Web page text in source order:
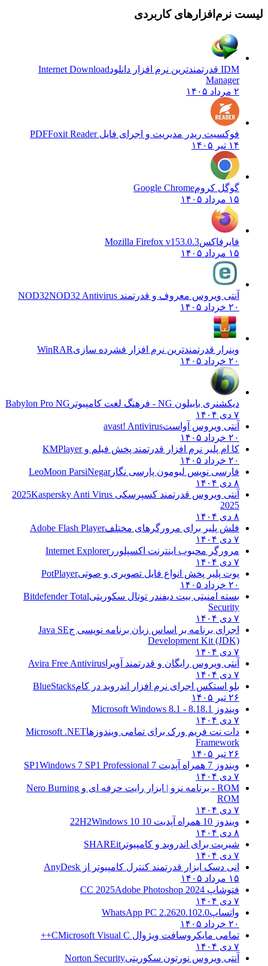
لیست نرم‌افزارهای کاربردی
IDM قدرتمندترین نرم افزار دانلود
Internet Download
Manager
۲ مرداد ۱۴۰۵
فوکسیت ریدر مدیریت و اجرای فایل PDFFoxit Reader
۱۴ تیر ۱۴۰۵
گوگل کرومGoogle Chrome
۱۵ مرداد ۱۴۰۵
فایرفاکسMozilla Firefox v153.0.3
۱۵ مرداد ۱۴۰۵
آنتی ویروس معروف و قدرتمند NOD32 NOD32 Antivirus
۲۰ خرداد ۱۴۰۵
وینرار قدرتمندترین نرم افزار فشرده سازیWinRAR
۲۰ خرداد ۱۴۰۵
دیکشنری بابیلون NG - فرهنگ لغت کامپیوتر
Babylon Pro NG
۷ دی ۱۴۰۴
آنتی ویروس آواستavast! Antivirus
۲۰ خرداد ۱۴۰۵
کا ام پلیر نرم افزار قدرتمند پخش فیلم وKMPlayer
۲۰ خرداد ۱۴۰۵
فارسی نویس لیومون پارسی نگارLeoMoon ParsiNegar
۸ دی ۱۴۰۴
آنتی ویروس قدرتمند کسپرسکی 2025 Kaspersky Anti Virus
2025
۸ دی ۱۴۰۴
فلش پلیر برای مرورگرهای مختلفAdobe Flash Player
۷ دی ۱۴۰۴
مرورگر محبوب اینترنت اکسپلوررInternet Explorer
۷ دی ۱۴۰۴
پوت پلیر پخش انواع فایل تصویری و صوتیPotPlayer
۲۰ خرداد ۱۴۰۵
بسته امنیتی بیت دیفندر توتال سکوریتیBitdefender Total
Security
۷ دی ۱۴۰۴
اجرای برنامه بر اساس زبان برنامه نویسی جJava SE
Development Kit (JDK)
۷ دی ۱۴۰۴
آنتی ویروس رایگان و قدرتمند آویرا Avira Free Antivirus
۷ دی ۱۴۰۴
بلو استکس اجرای نرم افزار اندروید در کامBlueStacks
۲۶ تیر ۱۴۰۵
ویندوز 8.1
8.1 - Microsoft Windows 8.1
۷ دی ۱۴۰۴
دات نت فریم ورک برای تمامی ویندوزهاMicrosoft .NET
Framework
۲۶ تیر ۱۴۰۵
ویندوز 7 همراه آپدیت 7 SP1
Windows 7 SP1 Professional
۷ دی ۱۴۰۴
ROM - برنامه نرو | ابزار رایت حرفه ای و
Nero Burning
ROM
۷ دی ۱۴۰۴
ویندوز 10 همراه آپدیت 10 22H2
Windows 10
۸ دی ۱۴۰۴
شیریت برای اندروید و کامپیوتر SHAREit
۷ دی ۱۴۰۴
انی دسک ابزار قدرتمند کنترل کامپیوتر از AnyDesk
۱۵ مرداد ۱۴۰۵
فتوشاپ CC 2025 Adobe Photoshop 2024
۷ دی ۱۴۰۴
واتساپWhatsApp PC 2.2620.102.0
۲۰ خرداد ۱۴۰۵
تمامی مایکروسافت ویژوال C Microsoft Visual C++
۷ دی ۱۴۰۴
آنتی ویروس نورتون سکوریتیNorton Security